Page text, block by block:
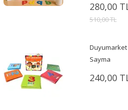
280,00
510,00 TL
Duyumarket
Sayma
240,00